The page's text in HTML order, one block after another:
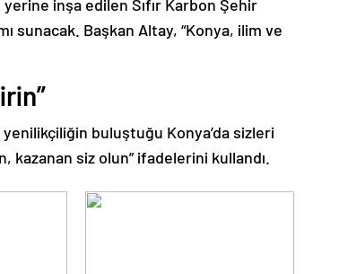
inşa edilen Sıfır Karbon Şehir
sunacak. Başkan Altay, “Konya, ilim ve
buluştuğu Konya’da sizleri
kazanan siz olun” ifadelerini kullandı.